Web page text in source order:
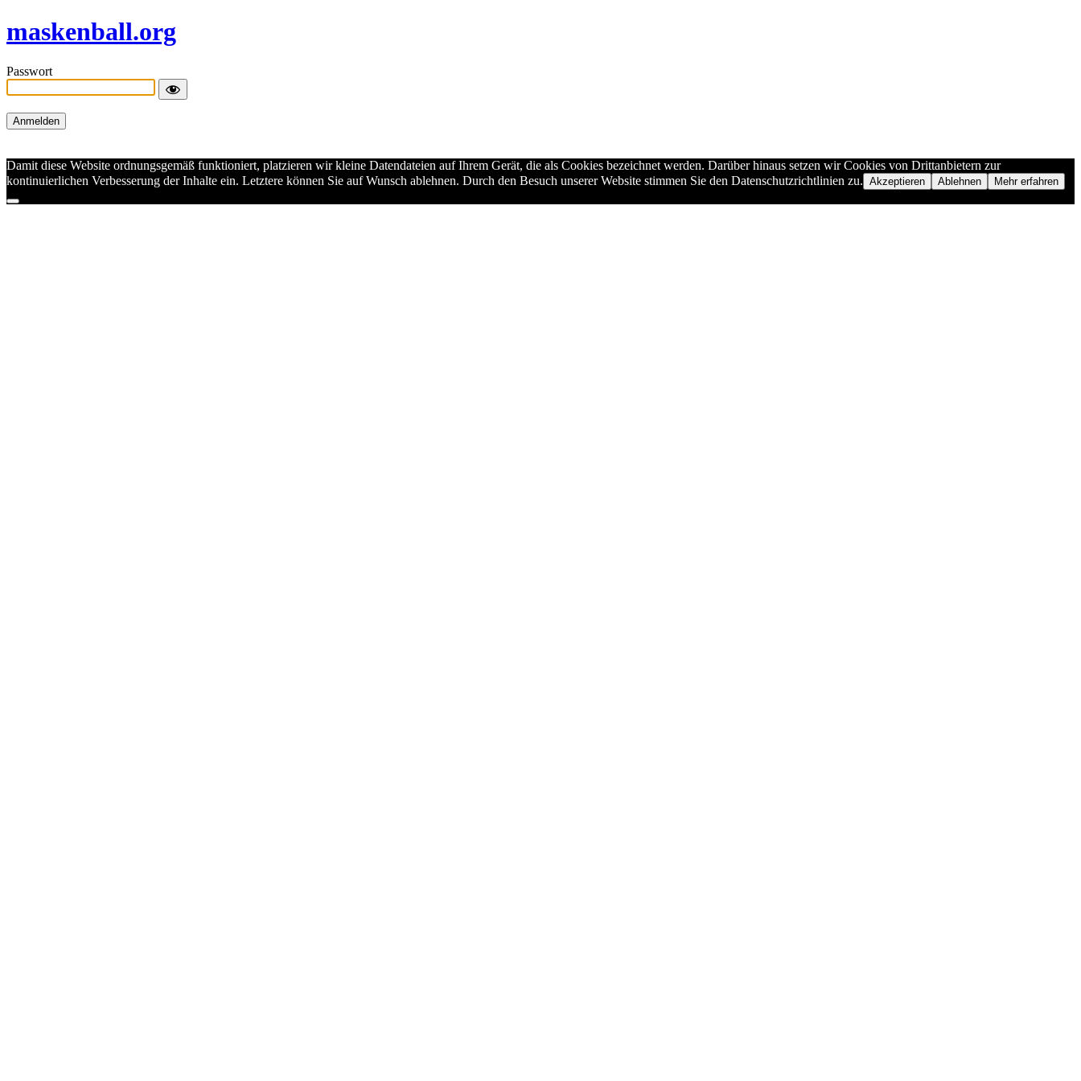
maskenball.org
Passwort
Damit diese Website ordnungsgemäß funktioniert, platzieren wir kleine Datendateien auf Ihrem Gerät, die als Cookies bezeichnet werden. Darüber hinaus setzen wir Cookies von Drittanbietern zur
kontinuierlichen Verbesserung der Inhalte ein. Letztere können Sie auf Wunsch ablehnen. Durch den Besuch unserer Website stimmen Sie den Datenschutzrichtlinien zu. Akzeptieren Ablehnen Mehr erfahren